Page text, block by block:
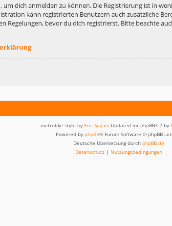
dich anmelden zu können. Die Registrierung ist in
kann registrierten Benutzern auch zusätzliche
Regelungen, bevor du dich registrierst. Bitte beachte
metrolike style by Eric Seguin Updated for phpBB3.2 by
Powered by phpBB® Forum Software © phpBB
Deutsche Übersetzung durch phpBB.de
Datenschutz | Nutzungsbedingungen